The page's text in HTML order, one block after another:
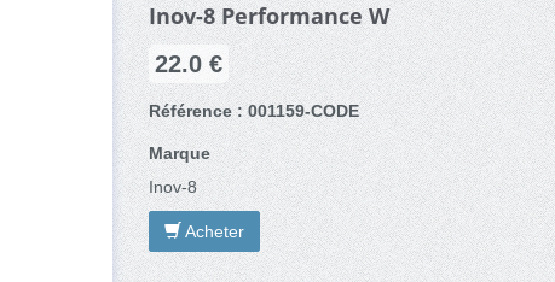
Inov-8 Performance W
22.0 €
Référence : 001159-CODE
Marque
Inov-8
Acheter